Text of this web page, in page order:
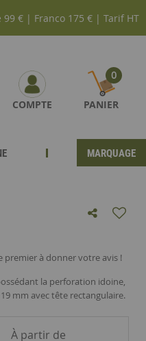
€ | Franco 175 € | Tarif HT
COMPTE
0
PANIER
MARQUAGE
premier à donner votre avis !
la perforation idoine,
mm avec tête rectangulaire.
À partir de